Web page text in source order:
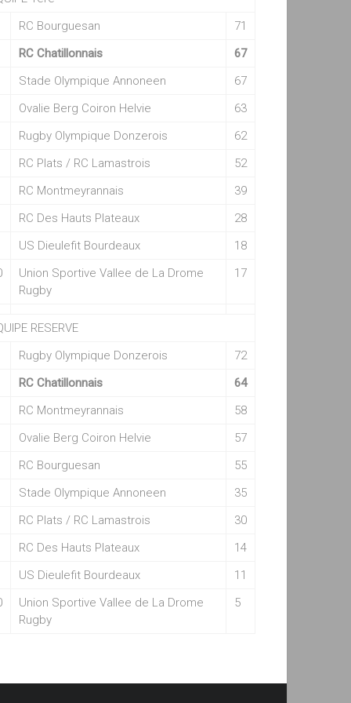
RC Bourguesan
71
RC Chatillonnais
67
Stade Olympique Annoneen
67
Ovalie Berg Coiron Helvie
63
Rugby Olympique Donzerois
62
RC Plats / RC Lamastrois
52
RC Montmeyrannais
39
RC Des Hauts Plateaux
28
US Dieulefit Bourdeaux
18
Union Sportive Vallee de La Drome
Rugby
17
RESERVE
Rugby Olympique Donzerois
72
RC Chatillonnais
64
RC Montmeyrannais
58
Ovalie Berg Coiron Helvie
57
RC Bourguesan
55
Stade Olympique Annoneen
35
RC Plats / RC Lamastrois
30
RC Des Hauts Plateaux
14
US Dieulefit Bourdeaux
11
Union Sportive Vallee de La Drome
Rugby
5